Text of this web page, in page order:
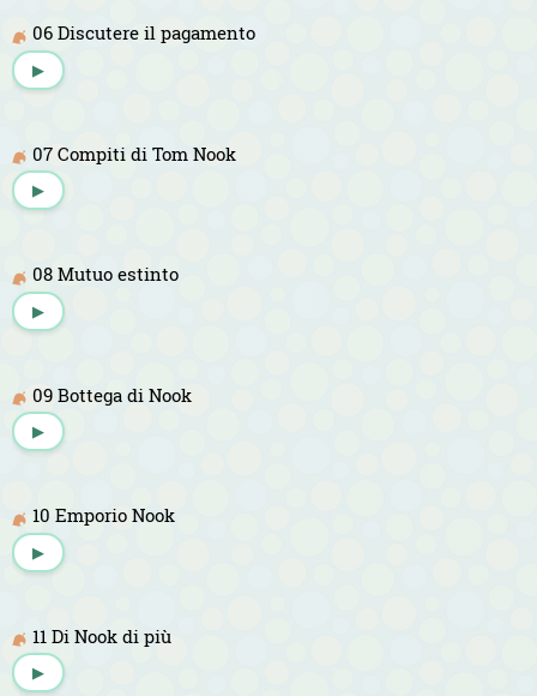
06 Discutere il pagamento
▶
07 Compiti di Tom Nook
▶
08 Mutuo estinto
▶
09 Bottega di Nook
▶
10 Emporio Nook
▶
11 Di Nook di più
▶